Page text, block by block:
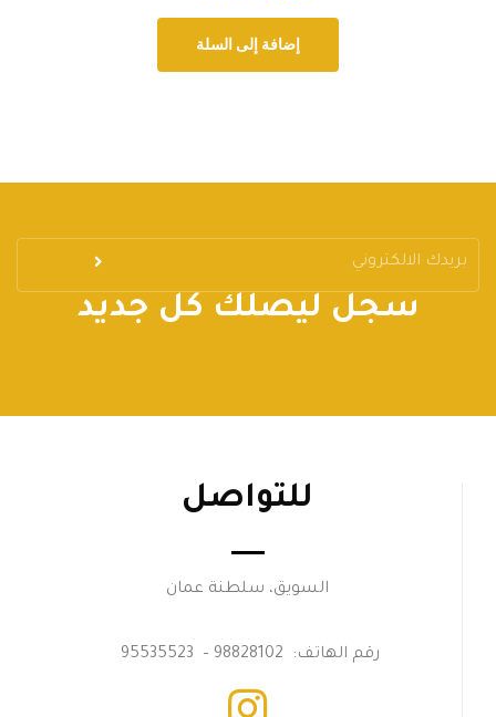
إضافة إلى السلة
سجل ليصلك كل جديد
للتواصل
السويق، سلطنة عمان
رقم الهاتف: 98828102 – 95535523